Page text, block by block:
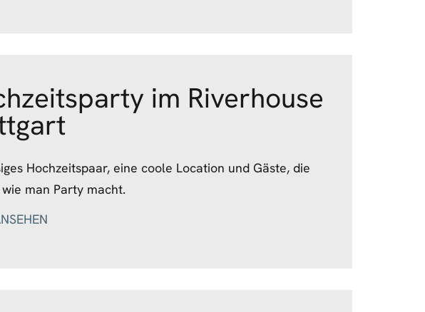
im Riverhouse
Hochzeitspaar, eine coole Location und Gäste, die
man Party macht.